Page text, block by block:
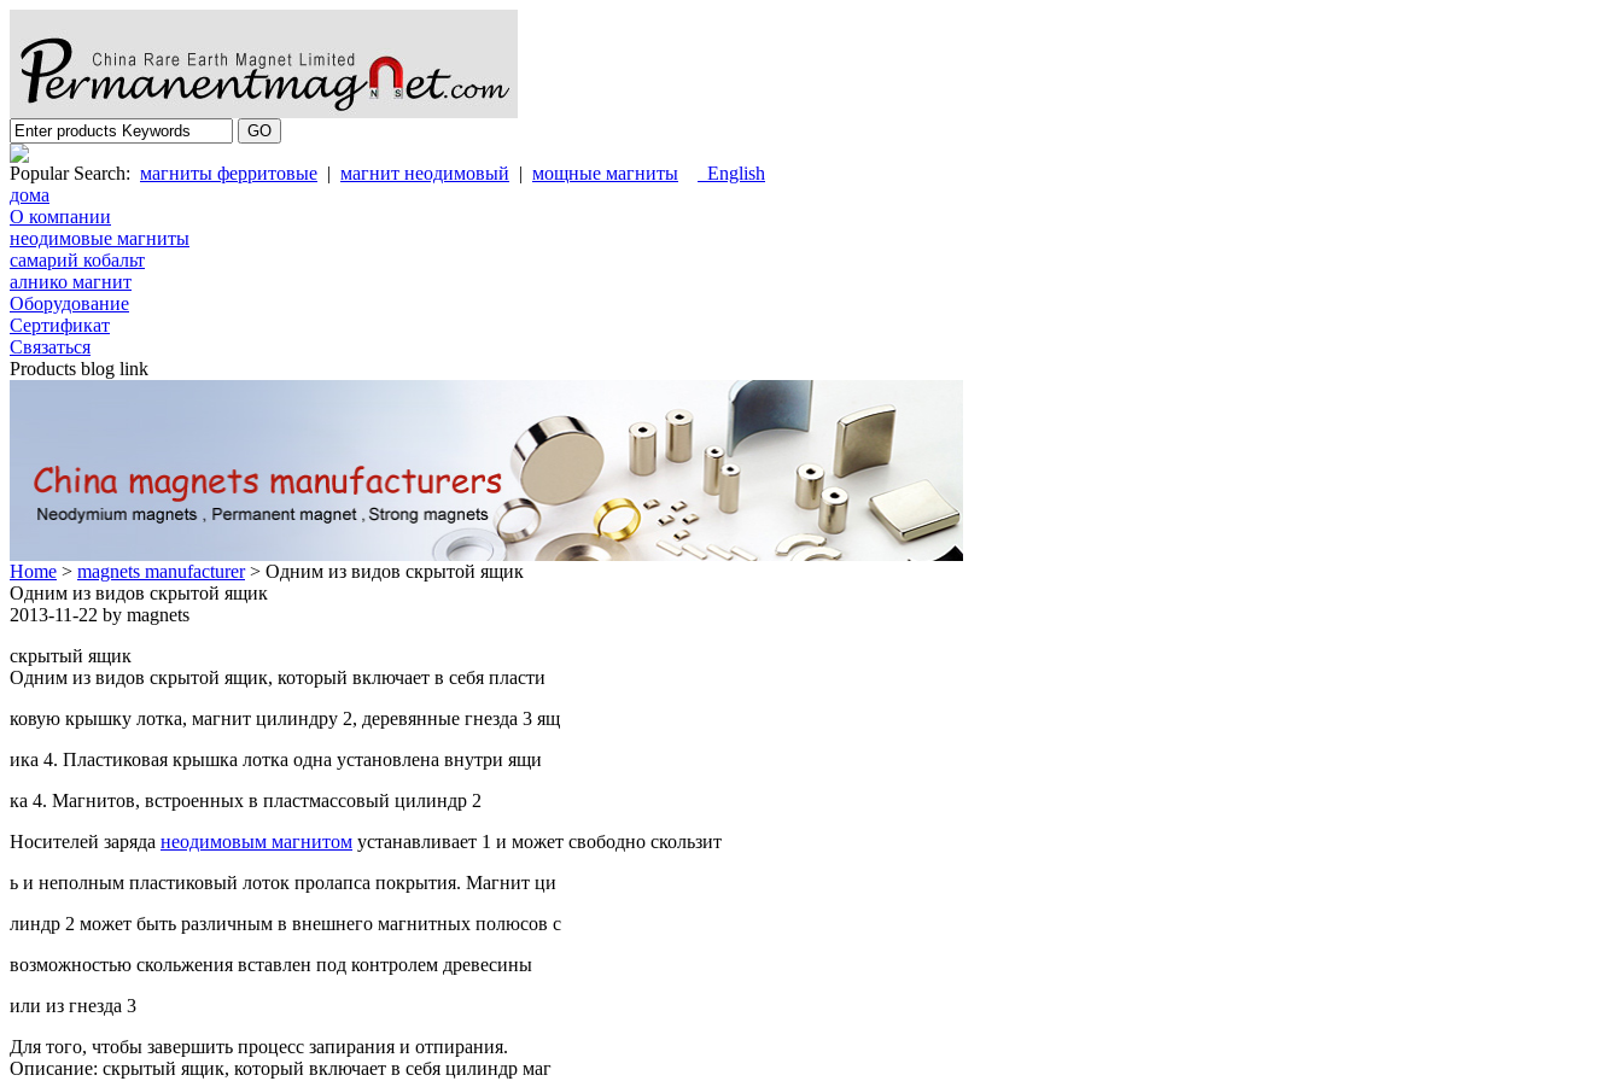
Popular Search: магниты ферритовые | магнит неодимовый | мощные магниты
English
дома
О компании
неодимовые магниты
самарий кобальт
алнико магнит
Oборудование
Cертификат
Cвязаться
Products blog link
Home > magnets manufacturer> Одним из видов скрытой ящик
Одним из видов скрытой ящик
2013-11-22 by magnets
скрытый ящик
Одним из видов скрытой ящик, который включает в себя пласти
ковую крышку лотка, магнит цилиндру 2, деревянные гнезда 3 ящ
ика 4. Пластиковая крышка лотка одна установлена ​​внутри ящи
ка 4. Магнитов, встроенных в пластмассовый цилиндр 2
Носителей заряда неодимовым магнитом устанавливает 1 и может свободно скользит
ь и неполным пластиковый лоток пролапса покрытия. Магнит ци
линдр 2 может быть различным в внешнего магнитных полюсов с
возможностью скольжения вставлен под контролем древесины
или из гнезда 3
Для того, чтобы завершить процесс запирания и отпирания.
Описание: скрытый ящик, который включает в себя цилиндр маг